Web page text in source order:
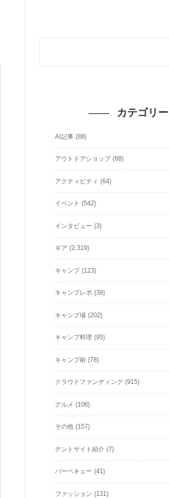
カテゴリー
AI記事 (88)
アウトドアショップ (68)
アクティビティ (64)
イベント (542)
インタビュー (3)
ギア (2,319)
キャンプ (123)
キャンプレポ (39)
キャンプ場 (202)
キャンプ料理 (95)
キャンプ術 (78)
クラウドファンディング (915)
グルメ (106)
その他 (157)
テントサイト紹介 (7)
バーベキュー (41)
ファッション (131)